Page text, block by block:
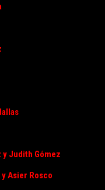
y Judith Gómez
Asier Rosco